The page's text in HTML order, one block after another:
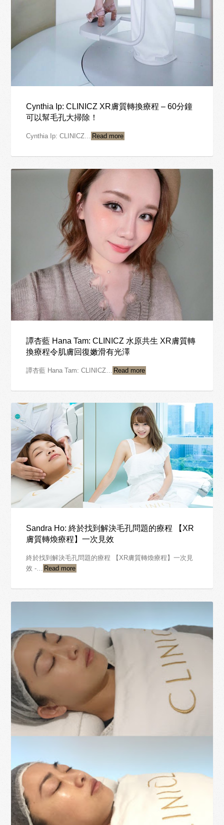
Cynthia Ip: CLINICZ XR膚質轉換療程 – 60分鐘
可以幫毛孔大掃除！
Cynthia Ip: CLINICZ… Read more
譚杏藍 Hana Tam: CLINICZ 水原共生 XR膚質轉
換療程令肌膚回復嫩滑有光澤
譚杏藍 Hana Tam: CLINICZ… Read more
Sandra Ho: 終於找到解決毛孔問題的療程 【XR
膚質轉煥療程】一次見效
終於找到解決毛孔問題的療程 【XR膚質轉煥療程】一次見
效 -… Read more